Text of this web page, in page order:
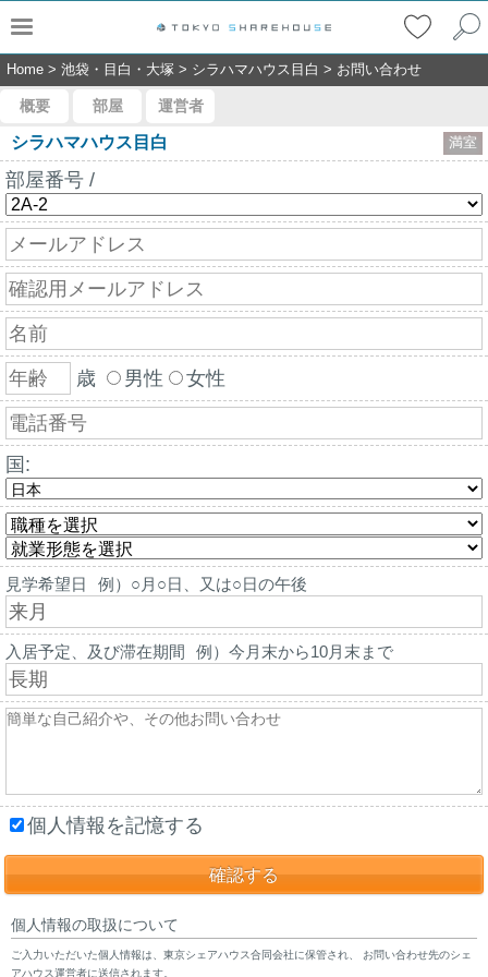
Home > 池袋・目白・大塚 > シラハマハウス目白 > お問い合わせ
概要 部屋 運営者
シラハマハウス目白 満室
部屋番号 /
歳 男性 女性
国:
見学希望日 例）○月○日、又は○日の午後
入居予定、及び滞在期間 例）今月末から10月末まで
個人情報を記憶する
個人情報の取扱について
ご入力いただいた個人情報は、東京シェアハウス合同会社に保管され、 お問い合わせ先のシェ
アハウス運営者に送信されます。